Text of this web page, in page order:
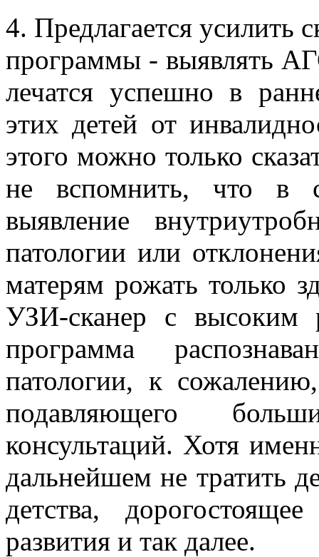
4. Предлагается усилить
программы - выявлять
лечатся успешно в
этих детей от
этого можно только
не вспомнить, что в
выявление
патологии или
матерям рожать только
УЗИ-сканер с высоким
программа
патологии, к
подавляющего
консультаций. Хотя
дальнейшем не тратить
детства,
развития и так далее.